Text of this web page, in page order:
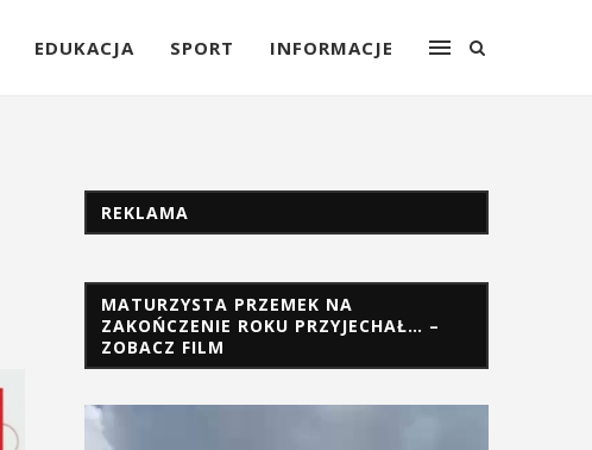
EDUKACJA SPORT INFORMACJE
REKLAMA
MATURZYSTA PRZEMEK NA
ZAKOŃCZENIE ROKU PRZYJECHAŁ… –
ZOBACZ FILM
Odtwarzacz
video